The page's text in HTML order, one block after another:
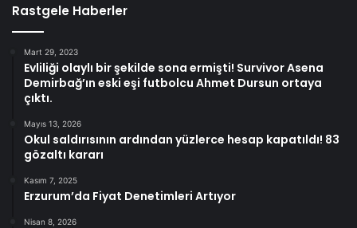
Rastgele Haberler
Mart 29, 2023
Evliliği olaylı bir şekilde sona ermişti! Survivor Asena
Demirbağ’ın eski eşi futbolcu Ahmet Dursun ortaya
çıktı.
Mayıs 13, 2026
Okul saldırısının ardından yüzlerce hesap kapatıldı! 83
gözaltı kararı
Kasım 7, 2025
Erzurum’da Fiyat Denetimleri Artıyor
Nisan 8, 2026